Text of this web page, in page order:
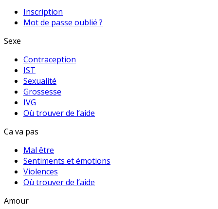
Inscription
Mot de passe oublié ?
Sexe
Contraception
IST
Sexualité
Grossesse
IVG
Où trouver de l’aide
Ca va pas
Mal être
Sentiments et émotions
Violences
Où trouver de l’aide
Amour